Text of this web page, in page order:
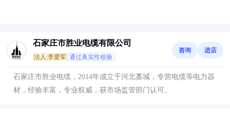
石家庄市胜业电缆有限公司
法人:李爱军 通过真实性核验
咨询 进店
石家庄市胜业电缆，2014年成立于河北藁城，专营电缆等电力器
材，经验丰富，专业权威，获市场监管部门认可。